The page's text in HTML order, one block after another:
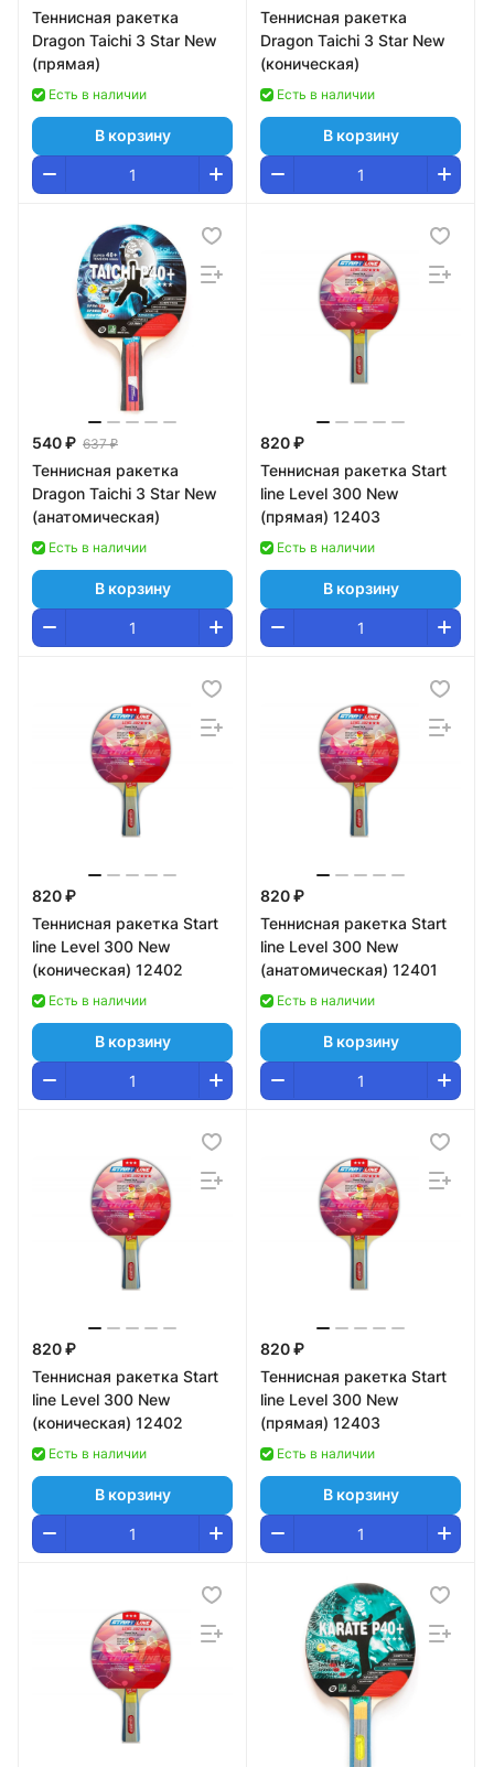
Теннисная ракетка
Dragon Taichi 3 Star New
(прямая)
Есть в наличии
В корзину
Теннисная ракетка
Dragon Taichi 3 Star New
(коническая)
Есть в наличии
В корзину
540 ₽ 637 ₽
Теннисная ракетка
Dragon Taichi 3 Star New
(анатомическая)
Есть в наличии
В корзину
820 ₽
Теннисная ракетка Start
line Level 300 New
(прямая) 12403
Есть в наличии
В корзину
820 ₽
Теннисная ракетка Start
line Level 300 New
(коническая) 12402
Есть в наличии
В корзину
820 ₽
Теннисная ракетка Start
line Level 300 New
(анатомическая) 12401
Есть в наличии
В корзину
820 ₽
Теннисная ракетка Start
line Level 300 New
(коническая) 12402
Есть в наличии
В корзину
820 ₽
Теннисная ракетка Start
line Level 300 New
(прямая) 12403
Есть в наличии
В корзину